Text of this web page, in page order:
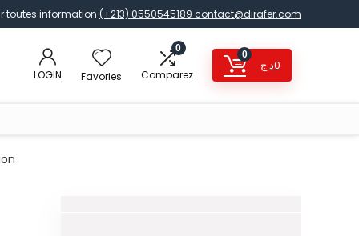
toutes information (+213) 0550545189 contact@dirafer.com
LOGIN Favories
0
Comparez
0
0د.ج